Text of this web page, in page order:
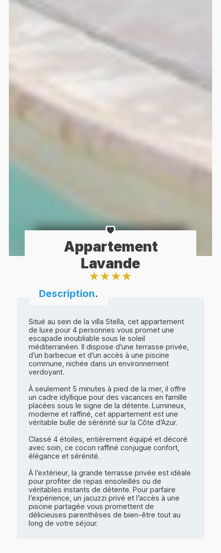
Appartement
Lavande
★★★★
Description.
Situé au sein de la villa Stella, cet appartement
de luxe pour 4 personnes vous promet une
escapade inoubliable sous le soleil
méditerranéen. Il dispose d’une terrasse privée,
d’un barbecue et d’un accès à une piscine
commune, nichée dans un environnement
verdoyant.
À seulement 5 minutes à pied de la mer, il offre
un cadre idyllique pour des vacances en famille
placées sous le signe de la détente. Lumineux,
moderne et raffiné, cet appartement est une
véritable bulle de sérénité sur la Côte d’Azur.
Classé 4 étoiles, entièrement équipé et décoré
avec soin, ce cocon raffiné conjugue confort,
élégance et sérénité.
À l’extérieur, la grande terrasse privée est idéale
pour profiter de repas ensoleillés ou de
véritables instants de détente. Pour parfaire
l’expérience, un jacuzzi privé et l’accès à une
piscine partagée vous promettent de
délicieuses parenthèses de bien-être tout au
long de votre séjour.